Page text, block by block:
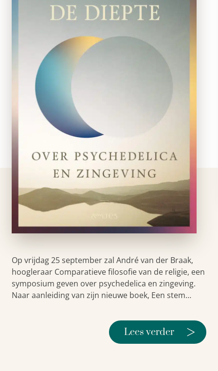
Op vrijdag 25 september zal André van der Braak,
hoogleraar Comparatieve filosofie van de religie, een
symposium geven over psychedelica en zingeving.
Naar aanleiding van zijn nieuwe boek, Een stem…
Lees verder >